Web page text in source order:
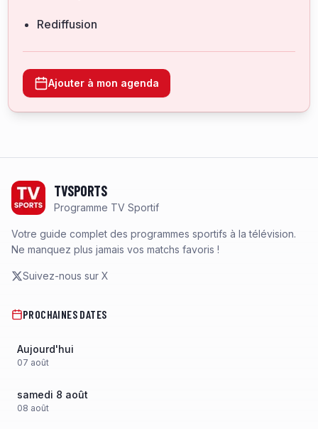
Rediffusion
Ajouter à mon agenda
TVSPORTS
Programme TV Sportif
Votre guide complet des programmes sportifs à la télévision.
Ne manquez plus jamais vos matchs favoris !
Suivez-nous sur X
PROCHAINES DATES
Aujourd'hui
07 août
samedi 8 août
08 août